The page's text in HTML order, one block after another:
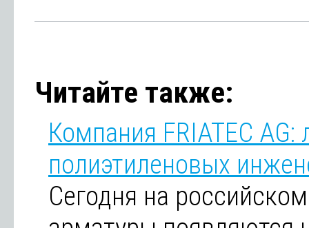
Читайте также:
Компания FRIATEC
полиэтиленовых
Сегодня на